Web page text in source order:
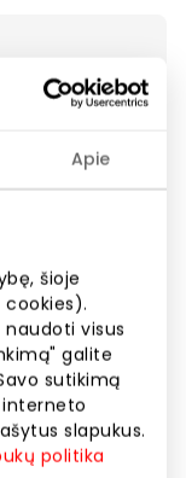
Apie
šioje
naudoti visus
galite
sutikimą
slapukus.
politika
KING®
milijonų
lankytojų,
skanūs ir
KING®